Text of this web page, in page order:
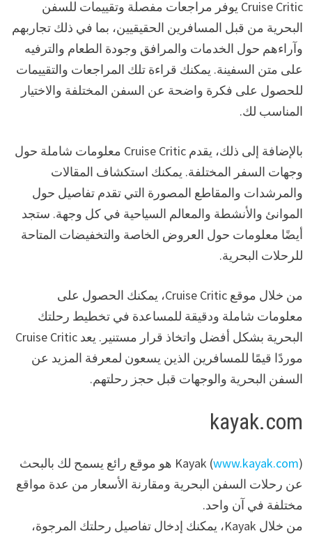
Cruise Critic يوفر مراجعات مفصلة وتقييمات للسفن
البحرية من قبل المسافرين الحقيقيين، بما في ذلك تجاربهم
وآراءهم حول الخدمات والمرافق وجودة الطعام والترفيه
على متن السفينة. يمكنك قراءة تلك المراجعات والتقييمات
للحصول على فكرة واضحة عن السفن المختلفة والاختيار
المناسب لك.
بالإضافة إلى ذلك، يقدم Cruise Critic معلومات شاملة حول
وجهات السفر المختلفة. يمكنك استكشاف المقالات
والمرشدات والمقاطع المصورة التي تقدم تفاصيل حول
الموانئ والأنشطة والمعالم السياحية في كل وجهة. ستجد
أيضًا معلومات حول العروض الخاصة والتخفيضات المتاحة
للرحلات البحرية.
من خلال موقع Cruise Critic، يمكنك الحصول على
معلومات شاملة ودقيقة للمساعدة في تخطيط رحلتك
البحرية بشكل أفضل واتخاذ قرار مستنير. يعد Cruise Critic
موردًا قيمًا للمسافرين الذين يسعون لمعرفة المزيد عن
السفن البحرية والوجهات قبل حجز رحلتهم.
kayak.com
Kayak (www.kayak.com
) هو موقع رائع يسمح لك بالبحث
عن رحلات السفن البحرية ومقارنة الأسعار من عدة مواقع
مختلفة في آن واحد.
من خلال Kayak، يمكنك إدخال تفاصيل رحلتك المرجوة،